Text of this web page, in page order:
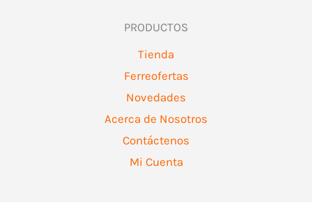
PRODUCTOS
Tienda
Ferreofertas
Novedades
Acerca de Nosotros
Contáctenos
Mi Cuenta